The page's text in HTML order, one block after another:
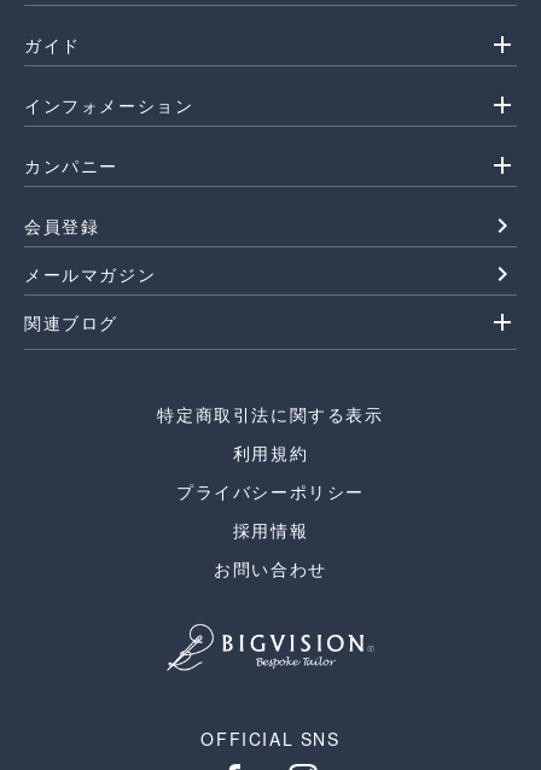
ガイド add
インフォメーション add
カンパニー add
会員登録 navigate_next
メールマガジン navigate_next
関連ブログ add
特定商取引法に関する表示
利用規約
プライバシーポリシー
採用情報
お問い合わせ
OFFICIAL SNS